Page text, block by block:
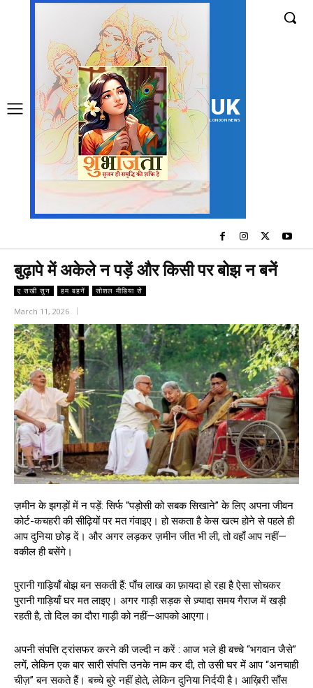
UK
LONDON NEWS
बुढ़ापे में अकेले न पड़ें और किसी पर बोझ न बनें
ए सखी सुन हम बहनें सोशल मीडिया से
March 11, 2026
ज़मीन के झगड़ों में न पड़ें: सिर्फ “पड़ोसी को सबक सिखाने” के लिए अपना जीवन
कोर्ट-कचहरी की सीढ़ियों पर मत गंवाइए। हो सकता है केस खत्म होने से पहले ही
आप दुनिया छोड़ दें। और अगर लड़कर ज़मीन जीत भी ली, तो वहाँ आप नहीं—
वकील ही बसेंगे।
पुरानी गाड़ियाँ बोझ बन सकती हैं: पाँच लाख का फ़ायदा हो रहा है ऐसा सोचकर
पुरानी गाड़ियाँ घर मत लाइए। अगर गाड़ी सड़क से ज़्यादा समय गैराज में खड़ी
रहती है, तो दिल का दौरा गाड़ी को नहीं—आपको आएगा।
अपनी संपत्ति ट्रांसफर करने की जल्दी न करें : आज भले ही बच्चे “भगवान जैसे”
लगें, लेकिन एक बार सारी संपत्ति उनके नाम कर दी, तो उसी घर में आप “अनचाही
चीज़” बन सकते हैं। बच्चे बुरे नहीं होते, लेकिन दुनिया निर्दयी है। आख़िरी साँस